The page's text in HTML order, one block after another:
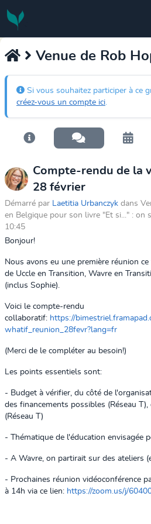
Venue de Rob Hopkins en avril en Belgique
Si vous souhaitez participer à ce
créez-vous un compte ici.
Compte-rendu de la
28 février
Démarré par Laetitia Urbanczyk dans
en Belgique pour son livre "Et si..." : on
10:45
Bonjour!
Nous avons eu une première réunion
de Uccle en Transition, Wavre en
(inclus Sophie).
Voici le compte-rendu
collaboratif: https://
whatif_reunion_28fevr?lang=fr
(Merci de le compléter au besoin!)
Les points essentiels sont:
- Budget à vérifier, du côté de
des financements possibles (Réseau
(Réseau T)
- Thématique de l'éducation envisagée
- A Wavre, on partirait sur des ateliers
- Prochaines réunion vidéoconférence
à 14h via ce lien: https://zoom.us/j/